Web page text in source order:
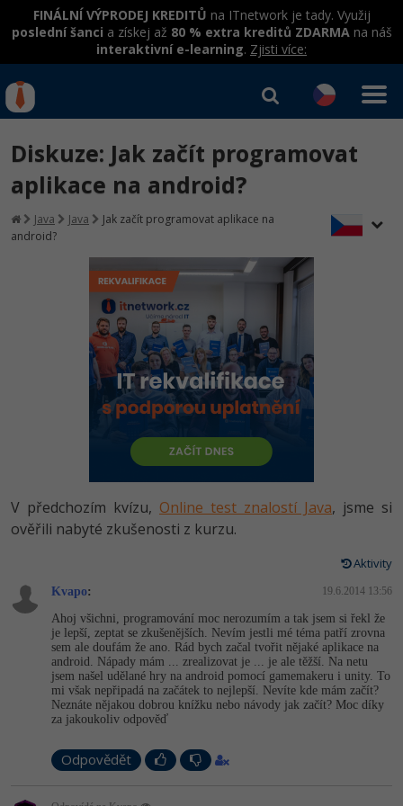
FINÁLNÍ VÝPRODEJ KREDITŮ na ITnetwork je tady. Využij
poslední šanci a získej až 80 % extra kreditů ZDARMAna náš
interaktivní e-learning. Zjisti více:
Rekvalifikace a kurzy
hrazené úřadem práce
Workshopy zdarma
Umělá inteligence v praxi
Datová analýza v praxi
Školení
Základy programování
Objektové programování - OOP
Umělá inteligence
HTML5, CSS3, Bootstrap, SEO
SQL a databáze
Testování a verzování
Spring
ASP.NET MVC
Best practices
Školení dle technologií
C# .NET
Java
JavaScript
Python
MySQL/MariaDB
MS-SQL
Kurzy IT profesí
Programátor WWW aplikací
Senior programátor
Front-end developer
Vývojář mobilních aplikací
Specialista na AI a bigdata
C# Game developer
Systémový administrátor
Grafik / UX/UI návrhář
3D grafik
Projektový manažer
Kurzy programování
Jak začít?
Java -80%
C#.NET -80%
Python -80%
JavaScript -80%
PHP
-80%
Swift
Kotlin -80%
C -80%
VB.NET
SQL
Návrh SW
Přihlásit se|Registrovat
Diskuze: Jak začít programovat
aplikace na android?
Java Java
Jak začít programovat aplikace na
android?
V předchozím kvízu, Online test znalostí Java, jsme si
ověřili nabyté zkušenosti z kurzu.
Aktivity
Kvapo: 19.6.2014 13:56
Ahoj všichni, programování moc nerozumím a tak jsem si řekl že
je lepší, zeptat se zkušenějších. Nevím jestli mé téma patří zrovna
sem ale doufám že ano. Rád bych začal tvořit nějaké aplikace na
android. Nápady mám ... zrealizovat je ... je ale těžší. Na netu
jsem našel udělané hry na android pomocí gamemakeru i unity. To
mi však nepřipadá na začátek to nejlepší. Nevíte kde mám začít?
Neznáte nějakou dobrou knížku nebo návody jak začít? Moc díky
za jakoukoliv odpověď
Odpovědět